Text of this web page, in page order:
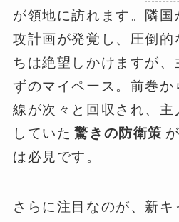
が領地に訪れます。隣国
攻計画が発覚し、圧倒的
ちは絶望しかけますが、
ずのマイペース。前巻か
線が次々と回収され、
していた 驚きの防衛策
は必見です。
さらに注目なのが、新キ